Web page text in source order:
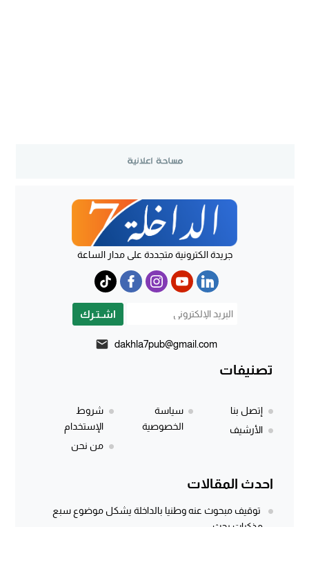
جريدة الكترونية متجددة على مدار الساعة
اشـتـرك
dakhla7pub@gmail.com
تصنيفات
إتصل بنا
الأرشيف
سياسة
الخصوصية
شروط
الإستخدام
من نحن
احدث المقالات
توقيف مبحوث عنه وطنيا بالداخلة يشكل موضوع سبع
مذكرات بحث